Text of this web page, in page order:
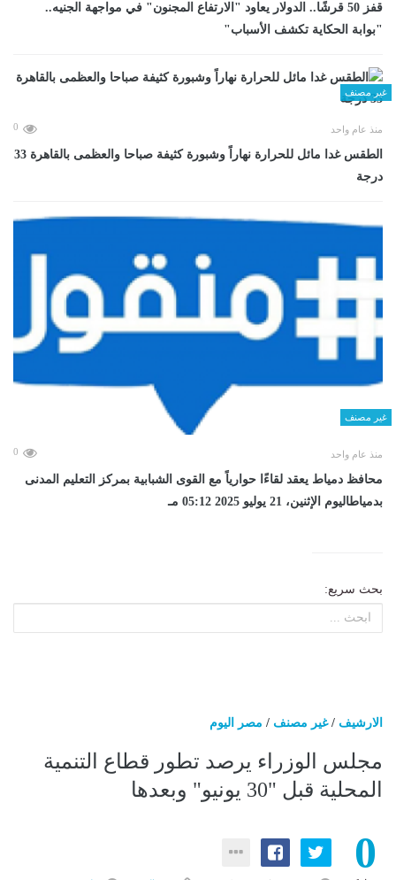
قفز 50 قرشًا.. الدولار يعاود "الارتفاع المجنون" في مواجهة الجنيه..
"بوابة الحكاية تكشف الأسباب"
غير مصنف
منذ عام واحد 0
الطقس غدا مائل للحرارة نهاراً وشبورة كثيفة صباحا والعظمى بالقاهرة 33
درجة
غير مصنف
منذ عام واحد 0
محافظ دمياط يعقد لقاءًا حوارياً مع القوى الشبابية بمركز التعليم المدنى
بدمياطاليوم الإثنين، 21 يوليو 2025 05:12 مـ
بحث سريع:
الارشيف /غير مصنف / مصر اليوم
مجلس الوزراء يرصد تطور قطاع التنمية
المحلية قبل "30 يونيو" وبعدها
0